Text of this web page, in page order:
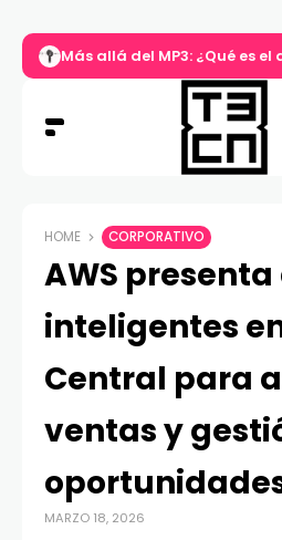
Más allá del MP3: ¿Qué es
HOME CORPORATIVO
AWS
inteligentes
Central para
ventas y
MARZO 18, 2026